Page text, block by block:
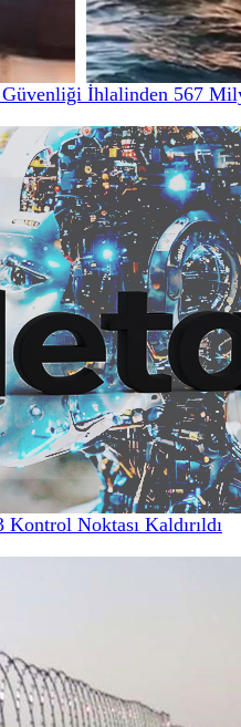
İhlalinden 567
Noktası Kaldırıldı